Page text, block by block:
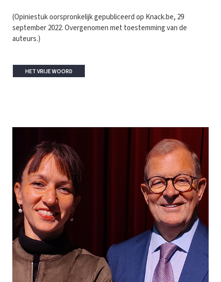
(Opiniestuk oorspronkelijk gepubliceerd op Knack.be, 29
september 2022. Overgenomen met toestemming van de
auteurs.)
HET VRIJE WOORD